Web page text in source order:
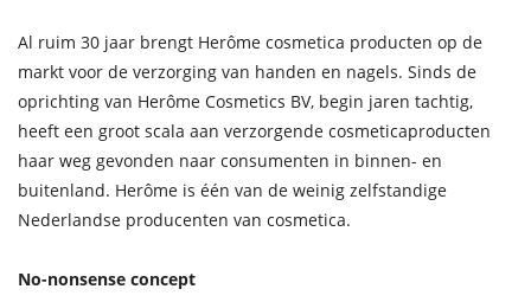
Al ruim 30 jaar brengt Herôme cosmetica producten op de
markt voor de verzorging van handen en nagels. Sinds de
oprichting van Herôme Cosmetics BV, begin jaren tachtig,
heeft een groot scala aan verzorgende cosmeticaproducten
haar weg gevonden naar consumenten in binnen- en
buitenland. Herôme is één van de weinig zelfstandige
Nederlandse producenten van cosmetica.
No-nonsense concept